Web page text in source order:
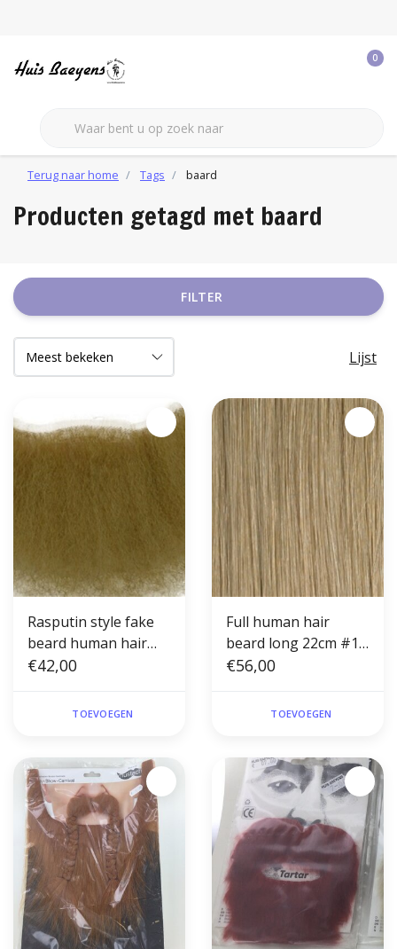
0
Terug naar home Tags baard
Producten getagd met baard
FILTER
Lijst
Rasputin style fake
beard human hair
#16(theater)
€42,00
TOEVOEGEN
Full human hair
beard long 22cm #16
(theater)
€56,00
TOEVOEGEN